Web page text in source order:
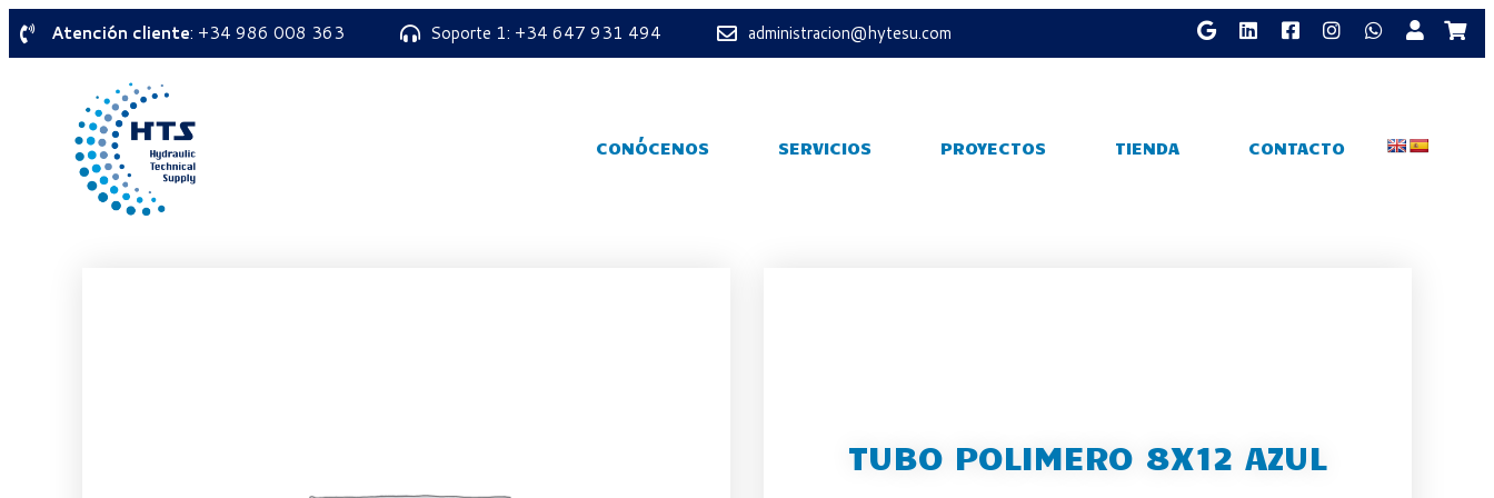
Atención cliente: +34 986 008 363 Soporte 1: +34 647 931 494 administracion@hytesu.com
CONÓCENOS SERVICIOS PROYECTOS TIENDA CONTACTO
TUBO POLIMERO 8X12 AZUL